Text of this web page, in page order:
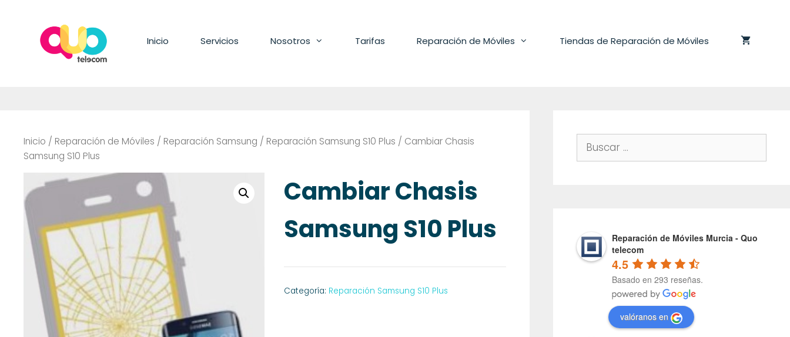
contenido
Inicio Servicios Nosotros Tarifas Reparación de Móviles Tiendas de Reparación de Móviles
Inicio / Reparación de Móviles / Reparación Samsung / Reparación Samsung S10 Plus / Cambiar Chasis
Samsung S10 Plus
Cambiar Chasis
Samsung S10 Plus
Categoría: Reparación Samsung S10 Plus
Buscar:
Reparación de Móviles Murcia - Quo
telecom
4.5
Basado en 293 reseñas.
valóranos en